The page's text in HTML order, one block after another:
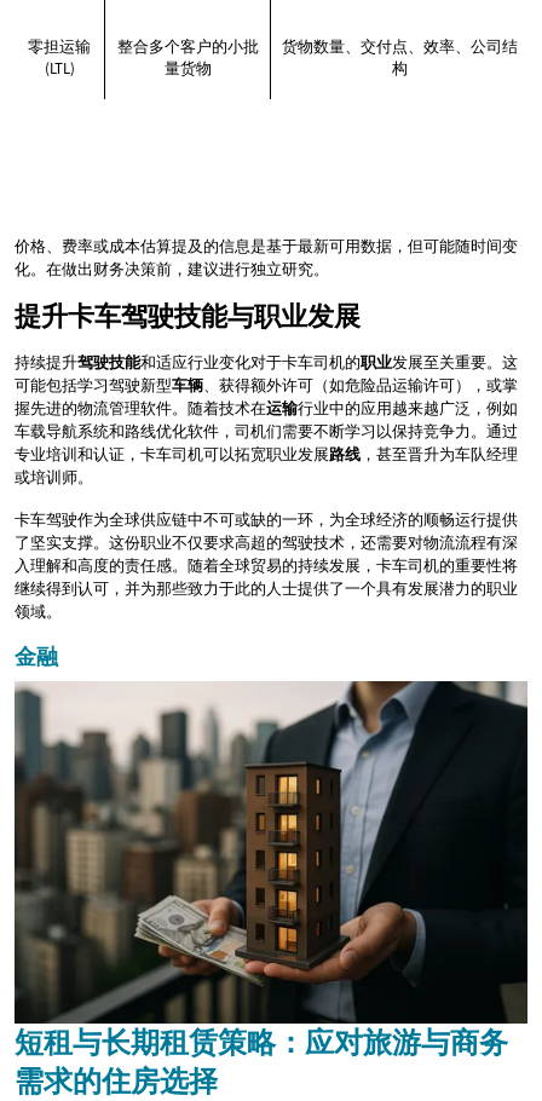
零担运输
(LTL)
整合多个客户的小批
量货物
货物数量、交付点、效率、公司结
构
价格、费率或成本估算提及的信息是基于最新可用数据，但可能随时间变
化。在做出财务决策前，建议进行独立研究。
提升卡车驾驶技能与职业发展
持续提升驾驶技能和适应行业变化对于卡车司机的职业发展至关重要。这
可能包括学习驾驶新型车辆、获得额外许可（如危险品运输许可），或掌
握先进的物流管理软件。随着技术在运输行业中的应用越来越广泛，例如
车载导航系统和路线优化软件，司机们需要不断学习以保持竞争力。通过
专业培训和认证，卡车司机可以拓宽职业发展路线 ，甚至晋升为车队经理
或培训师。
卡车驾驶作为全球供应链中不可或缺的一环，为全球经济的顺畅运行提供
了坚实支撑。这份职业不仅要求高超的驾驶技术，还需要对物流流程有深
入理解和高度的责任感。随着全球贸易的持续发展，卡车司机的重要性将
继续得到认可，并为那些致力于此的人士提供了一个具有发展潜力的职业
领域。
金融
短租与长期租赁策略：应对旅游与商务
需求的住房选择